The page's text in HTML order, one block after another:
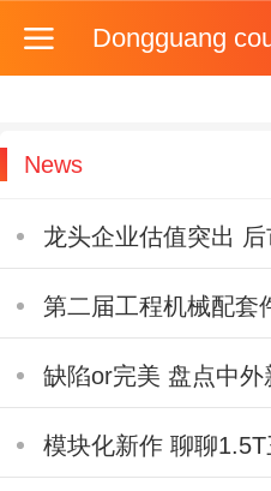
News
龙头企业估值突出
第二届工程机械配套
缺陷or完美 盘点中
模块化新作 聊聊